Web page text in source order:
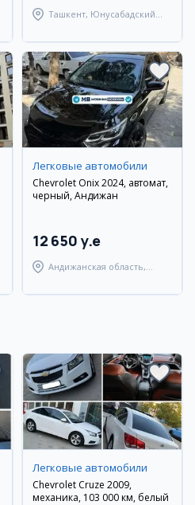
Ташкент, Юнусабадский
Легковые автомобили
Chevrolet Onix 2024, автомат,
черный, Андижан
12 650 y.e
Андижанская область,
Легковые автомобили
Chevrolet Cruze 2009,
механика, 103 000 км, белый